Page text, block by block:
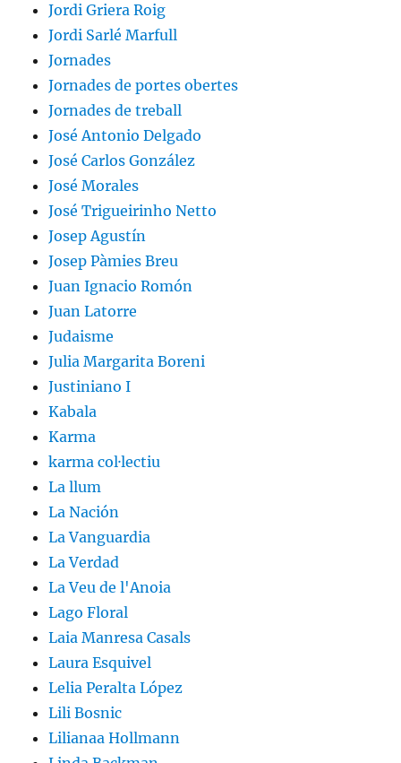
Jordi Griera Roig
Jordi Sarlé Marfull
Jornades
Jornades de portes obertes
Jornades de treball
José Antonio Delgado
José Carlos González
José Morales
José Trigueirinho Netto
Josep Agustín
Josep Pàmies Breu
Juan Ignacio Romón
Juan Latorre
Judaisme
Julia Margarita Boreni
Justiniano I
Kabala
Karma
karma col·lectiu
La llum
La Nación
La Vanguardia
La Verdad
La Veu de l'Anoia
Lago Floral
Laia Manresa Casals
Laura Esquivel
Lelia Peralta López
Lili Bosnic
Lilianaa Hollmann